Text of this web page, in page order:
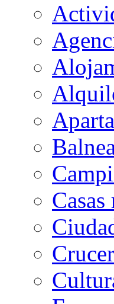
Casas